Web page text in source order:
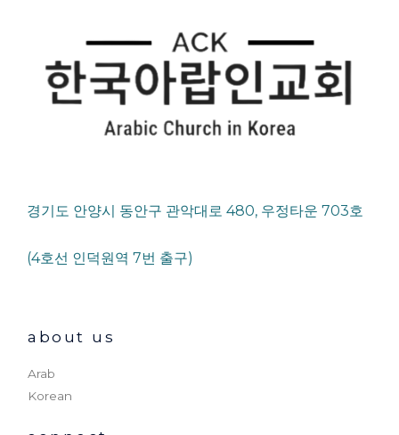
경기도 안양시 동안구 관악대로 480, 우정타운 703호
(4호선 인덕원역 7번 출구)
about us
Arab
Korean